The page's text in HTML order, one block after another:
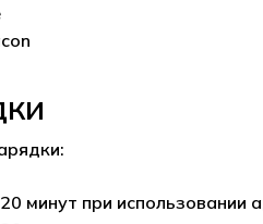
минут при использовании